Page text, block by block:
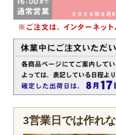
3営業日では作れ